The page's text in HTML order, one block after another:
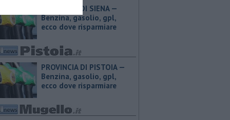
PROVINCIA DI SIENA — ​
Benzina, gasolio, gpl,
ecco dove risparmiare
PROVINCIA DI PISTOIA — ​
Benzina, gasolio, gpl,
ecco dove risparmiare